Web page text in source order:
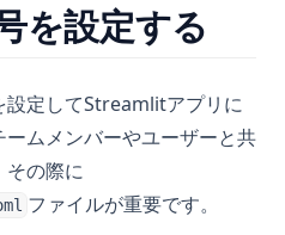
を設定する
設定してStreamlitアプリに
ムメンバーやユーザーと共
その際に
ファイルが重要です。